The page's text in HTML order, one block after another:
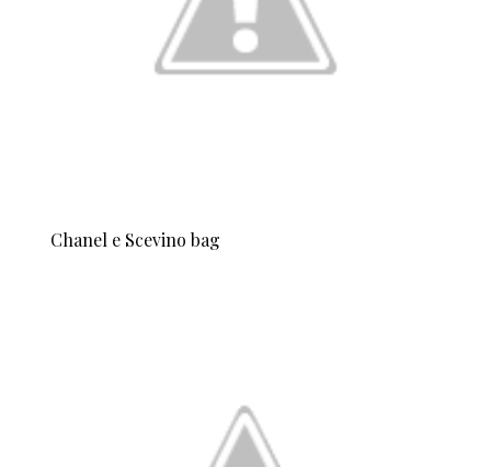
Chanel e Scevino bag